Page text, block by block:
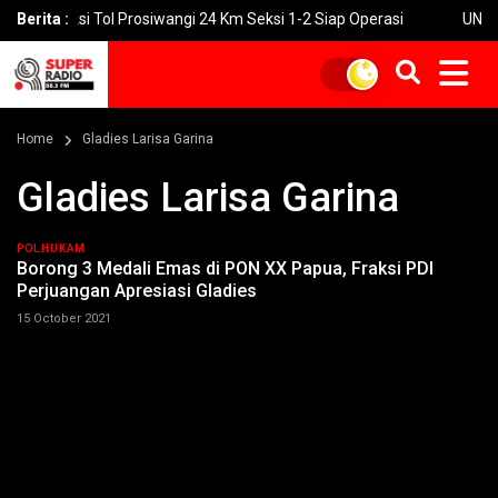
Berita :
Tol Prosiwangi 24 Km Seksi 1-2 Siap Operasi UNGU Rilis
Home Gladies Larisa Garina
Gladies Larisa Garina
POLHUKAM
Borong 3 Medali Emas di PON XX Papua, Fraksi PDI
Perjuangan Apresiasi Gladies
15 October 2021